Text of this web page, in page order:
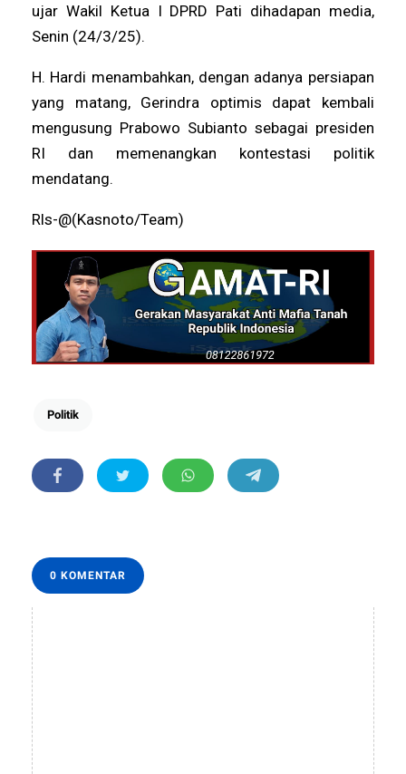
ujar Wakil Ketua I DPRD Pati dihadapan media,
Senin (24/3/25).
H. Hardi menambahkan, dengan adanya persiapan
yang matang, Gerindra optimis dapat kembali
mengusung Prabowo Subianto sebagai presiden
RI dan memenangkan kontestasi politik
mendatang.
Rls-@(Kasnoto/Team)
Politik
0 KOMENTAR